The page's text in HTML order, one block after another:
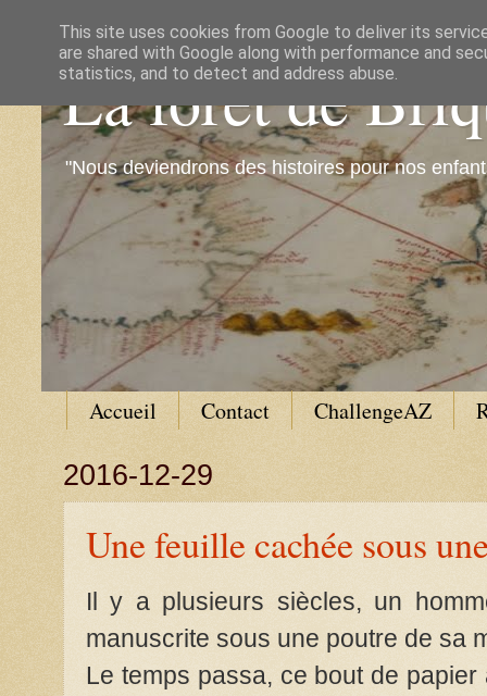
La forêt de
"Nous deviendrons des histoires pour nos
Accueil Contact ChallengeAZ
2016-12-29
Une feuille cachée sous
Il y a plusieurs siècles, un
manuscrite sous une poutre de sa
Le temps passa, ce bout de
This site uses cookies from Google to deliver its
are shared with Google along with performance and
statistics, and to detect and address abuse.